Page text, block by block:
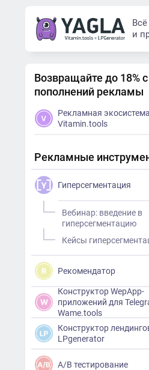
и
Возвращайте до 18% с
пополнений рекламы
Рекламная экосистема
Vitamin.tools
Рекламные
Гиперсегментация
Вебинар: введение в
гиперсегментацию
Кейсы
Рекомендатор
Конструктор WepApp-
приложений для
Wame.tools
Конструктор
LPgenerator
A/B тестирование